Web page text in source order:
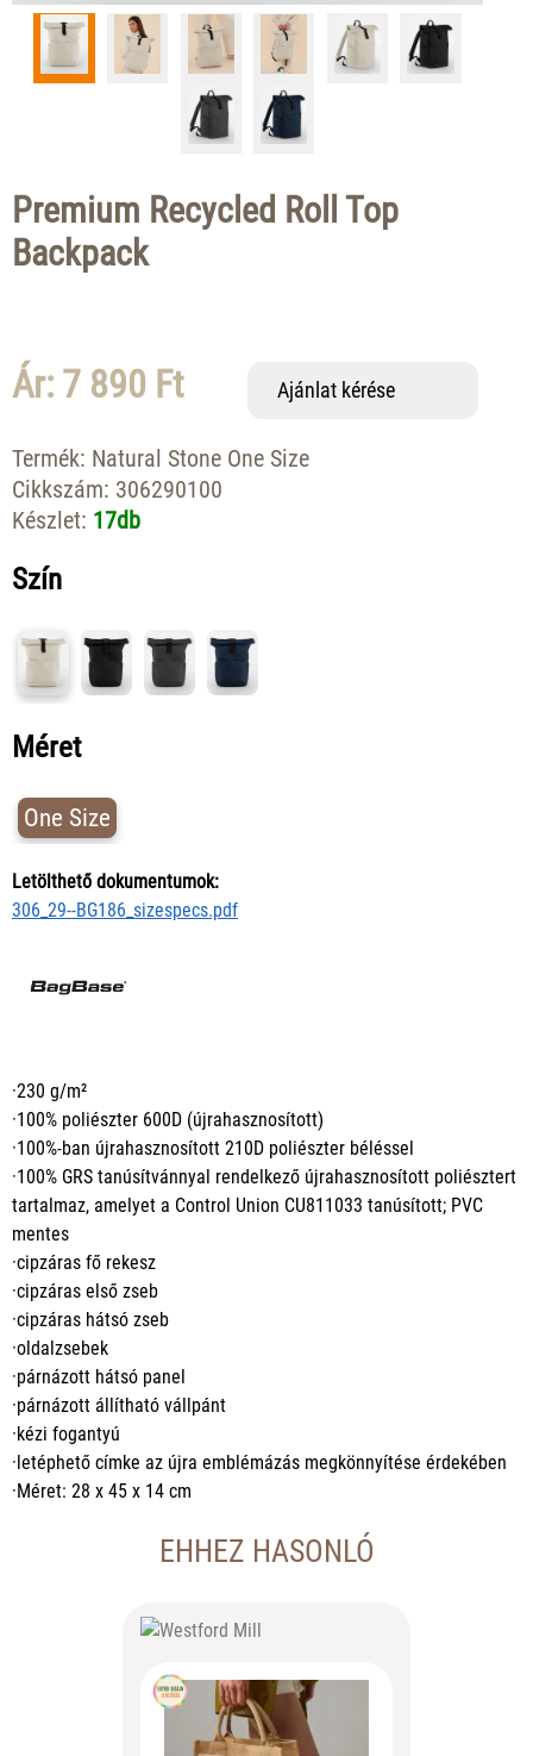
Premium Recycled Roll Top
Backpack
Ár: 7 890 Ft Ajánlat kérése
Termék: Natural Stone One Size
Cikkszám: 306290100
Készlet: 17db
Szín
Méret
One Size
Letölthető dokumentumok:
306_29--BG186_sizespecs.pdf
·230 g/m²
·100% poliészter 600D (újrahasznosított)
·100%-ban újrahasznosított 210D poliészter béléssel
·100% GRS tanúsítvánnyal rendelkező újrahasznosított poliésztert
tartalmaz, amelyet a Control Union CU811033 tanúsított; PVC
mentes
·cipzáras fő rekesz
·cipzáras első zseb
·cipzáras hátsó zseb
·oldalzsebek
·párnázott hátsó panel
·párnázott állítható vállpánt
·kézi fogantyú
·letéphető címke az újra emblémázás megkönnyítése érdekében
·Méret: 28 x 45 x 14 cm
EHHEZ HASONLÓ